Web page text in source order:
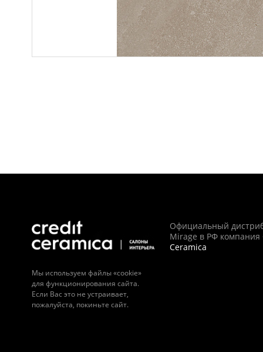
Мы используем файлы «cookie»
для функционирования сайта.
Если Вас это не устраивает,
пожалуйста, покиньте сайт.
Официальный
Mirage в РФ компания
Ceramica